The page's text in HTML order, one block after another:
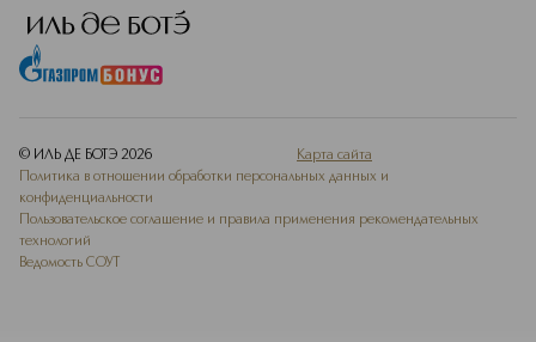
© ИЛЬ ДЕ БОТЭ 2026
Карта сайта
Политика в отношении обработки персональных данных и
конфиденциальности
Пользовательское соглашение и правила применения рекомендательных
технологий
Ведомость СОУТ